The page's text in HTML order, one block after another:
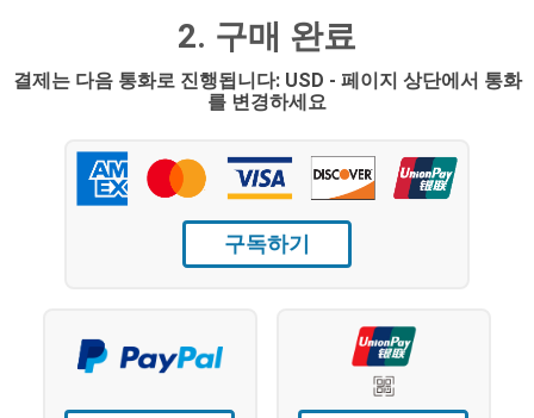
2. 구매 완료
결제는 다음 통화로 진행됩니다: USD - 페이지 상단에서 통화
를 변경하세요
구독하기